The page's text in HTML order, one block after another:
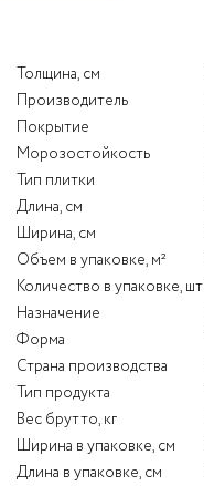
Толщина, см
Производитель
Покрытие
Морозостойкость
Тип плитки
Длина, см
Ширина, см
Объем в упаковке, м²
Количество в упаковке, шт
Назначение
Форма
Страна производства
Тип продукта
Вес брутто, кг
Ширина в упаковке, см
Длина в упаковке, см